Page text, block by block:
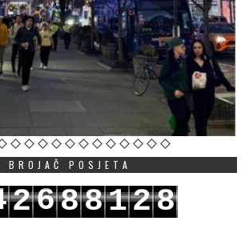
BROJAČ POSJETA
2688128